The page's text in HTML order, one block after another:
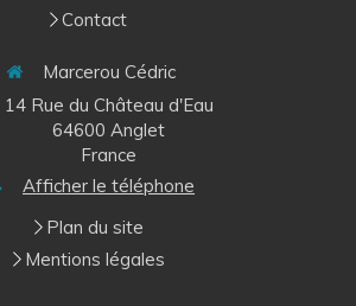
Contact
Marcerou Cédric
14 Rue du Château d'Eau
64600 Anglet
France
Afficher le téléphone
Plan du site
Mentions légales